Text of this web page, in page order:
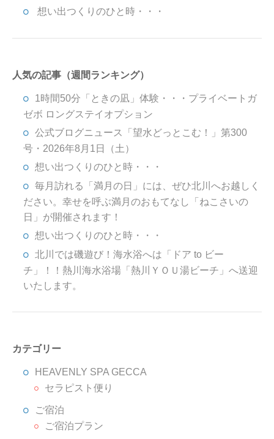
想い出つくりのひと時・・・
人気の記事（週間ランキング）
1時間50分「ときの凪」体験・・・プライベートガ
ゼボ ロングステイオプション
公式ブログニュース「望水どっとこむ！」第300
号・2026年8月1日（土）
想い出つくりのひと時・・・
毎月訪れる「満月の日」には、ぜひ北川へお越しく
ださい。幸せを呼ぶ満月のおもてなし「ねこさいの
日」が開催されます！
想い出つくりのひと時・・・
北川では磯遊び！海水浴へは「ドア to ビー
チ」！！熱川海水浴場「熱川ＹＯＵ湯ビーチ」へ送迎
いたします。
カテゴリー
HEAVENLY SPA GECCA
セラピスト便り
ご宿泊
ご宿泊プラン